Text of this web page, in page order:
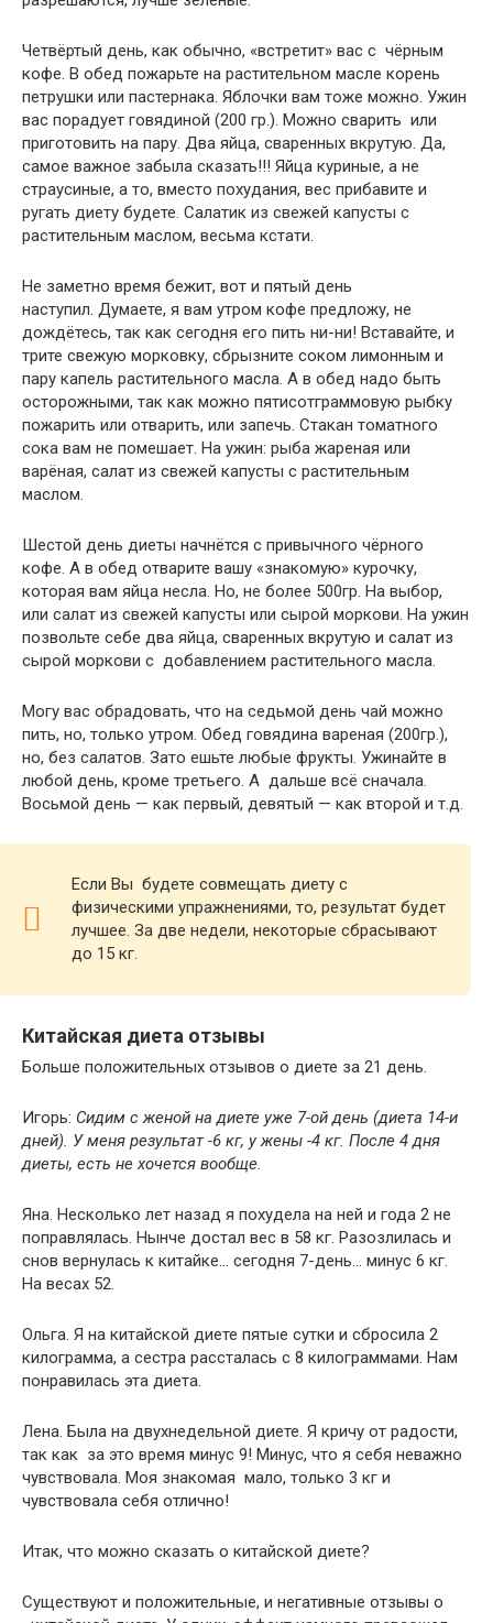
Четвёртый день, как обычно, «встретит» вас с чёрным
кофе. В обед пожарьте на растительном масле корень
петрушки или пастернака. Яблочки вам тоже можно. Ужин
вас порадует говядиной (200 гр.). Можно сварить или
приготовить на пару. Два яйца, сваренных вкрутую. Да,
самое важное забыла сказать!!! Яйца куриные, а не
страусиные, а то, вместо похудания, вес прибавите и
ругать диету будете. Салатик из свежей капусты с
растительным маслом, весьма кстати.
Не заметно время бежит, вот и пятый день
наступил. Думаете, я вам утром кофе предложу, не
дождётесь, так как сегодня его пить ни-ни! Вставайте, и
трите свежую морковку, сбрызните соком лимонным и
пару капель растительного масла. А в обед надо быть
осторожными, так как можно пятисотграммовую рыбку
пожарить или отварить, или запечь. Стакан томатного
сока вам не помешает. На ужин: рыба жареная или
варёная, салат из свежей капусты с растительным
маслом.
Шестой день диеты начнётся с привычного чёрного
кофе. А в обед отварите вашу «знакомую» курочку,
которая вам яйца несла. Но, не более 500гр. На выбор,
или салат из свежей капусты или сырой моркови. На ужин
позвольте себе два яйца, сваренных вкрутую и салат из
сырой моркови с добавлением растительного масла.
Могу вас обрадовать, что на седьмой день чай можно
пить, но, только утром. Обед говядина вареная (200гр.),
но, без салатов. Зато ешьте любые фрукты. Ужинайте в
любой день, кроме третьего. А дальше всё сначала.
Восьмой день — как первый, девятый — как второй и т.д.
Если Вы будете совмещать диету с
физическими упражнениями, то, результат будет
лучшее. За две недели, некоторые сбрасывают
до 15 кг.
Китайская диета отзывы
Больше положительных отзывов о диете за 21 день.
Игорь: Сидим с женой на диете уже 7-ой день (диета 14-и
дней). У меня результат -6 кг, у жены -4 кг. После 4 дня
диеты, есть не хочется вообще.
Яна. Несколько лет назад я похудела на ней и года 2 не
поправлялась. Нынче достал вес в 58 кг. Разозлилась и
снов вернулась к китайке… сегодня 7-день… минус 6 кг.
На весах 52.
Ольга. Я на китайской диете пятые сутки и сбросила 2
килограмма, а сестра рассталась с 8 килограммами. Нам
понравилась эта диета.
Лена. Была на двухнедельной диете. Я кричу от радости,
так как за это время минус 9! Минус, что я себя неважно
чувствовала. Моя знакомая мало, только 3 кг и
чувствовала себя отлично!
Итак, что можно сказать о китайской диете?
Существуют и положительные, и негативные отзывы о